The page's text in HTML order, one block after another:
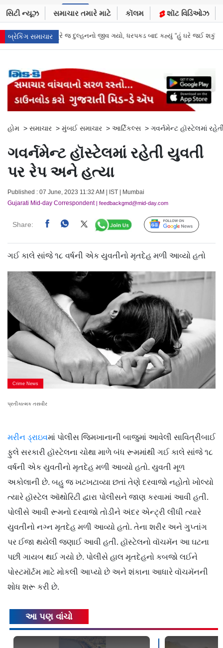
સિટી ન્યૂઝ સમાચાર તમારે માટે કૉલમ શૉટ વિડિઓઝ
બ્રેકિંગ સમાચાર
ધરપકડ બાદ કહ્યું “હું ઘરે જઈ શકું?” ‘હું બાબા બાગેશ્વર નથી...’: IIT દિલ્હીમાં
હોમ > સમાચાર > મુંબઈ સમાચાર > આર્ટિકલ્સ > ગવર્નમેન્ટ હૉસ્ટેલમાં
ગવર્નમેન્ટ હૉસ્ટેલમાં રહેતી યુવતી
પર રેપ અને હત્યા
Published : 07 June, 2023 11:32 AM | IST | Mumbai
Gujarati Mid-day Correspondent| feedbackgmd@mid-day.com
Share: Follow Us
ગઈ કાલે સાંજે ૧૮ વર્ષની એક યુવતીનો મૃતદેહ મળી આવ્યો હતો
Crime News
પ્રતીકાત્મક તસવીર
મરીન ડ્રાઇવમાં પોલીસ જિમખાનાની બાજુમાં આવેલી સાવિત્રીબાઈ
ફુલે સરકારી હૉસ્ટેલના ચોથા માળે બંધ રૂમમાંથી ગઈ કાલે સાંજે ૧૮
વર્ષની એક યુવતીનો મૃતદેહ મળી આવ્યો હતો. યુવતી મૂળ
અકોલાની છે. બહુ જ ખટખટાવ્યા છતાં તેણે દરવાજો નહોતો ખોલ્યો
ત્યારે હૉસ્ટેલ ઑથોરિટી દ્વારા પોલીસને જાણ કરવામાં આવી હતી.
પોલીસે આવી રૂમનો દરવાજો તોડીને અંદર એન્ટ્રી લીધી ત્યારે
યુવતીનો નગ્ન મૃતદેહ મળી આવ્યો હતો. તેના શરીર અને ગુપ્તાંગ
પર ઈજા થયેલી જણાઈ આવી હતી. હૉસ્ટેલનો વૉચમૅન આ ઘટના
પછી ગાયબ થઈ ગયો છે. પોલીસે હાલ મૃતદેહનો કબજો લઈને
પોસ્ટમૉર્ટમ માટે મોકલી આપ્યો છે અને શંકાના આધારે વૉચમૅનની
શોધ શરૂ કરી છે.
આ પણ વાંચો